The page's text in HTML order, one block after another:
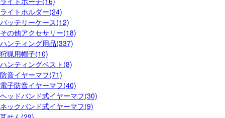
ライトホルダー(24)
バッテリーケース(12)
その他アクセサリー(18)
ハンティング用品(337)
狩猟用帽子(10)
ハンティングベスト(8)
防音イヤーマフ(71)
電子防音イヤーマフ(40)
ヘッドバンド式イヤーマフ(30)
ネックバンド式イヤーマフ(9)